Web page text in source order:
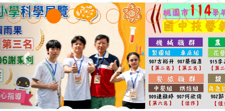
【甄選結果(第4招)】
學年度第1學期第9次代
【甄選結果(第12招)】